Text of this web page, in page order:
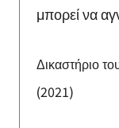
μπορεί να
Δικαστήριο
(2021)